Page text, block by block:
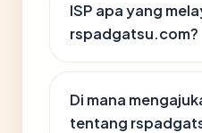
ISP apa yang
rspadgatsu.com?
Di mana
tentang